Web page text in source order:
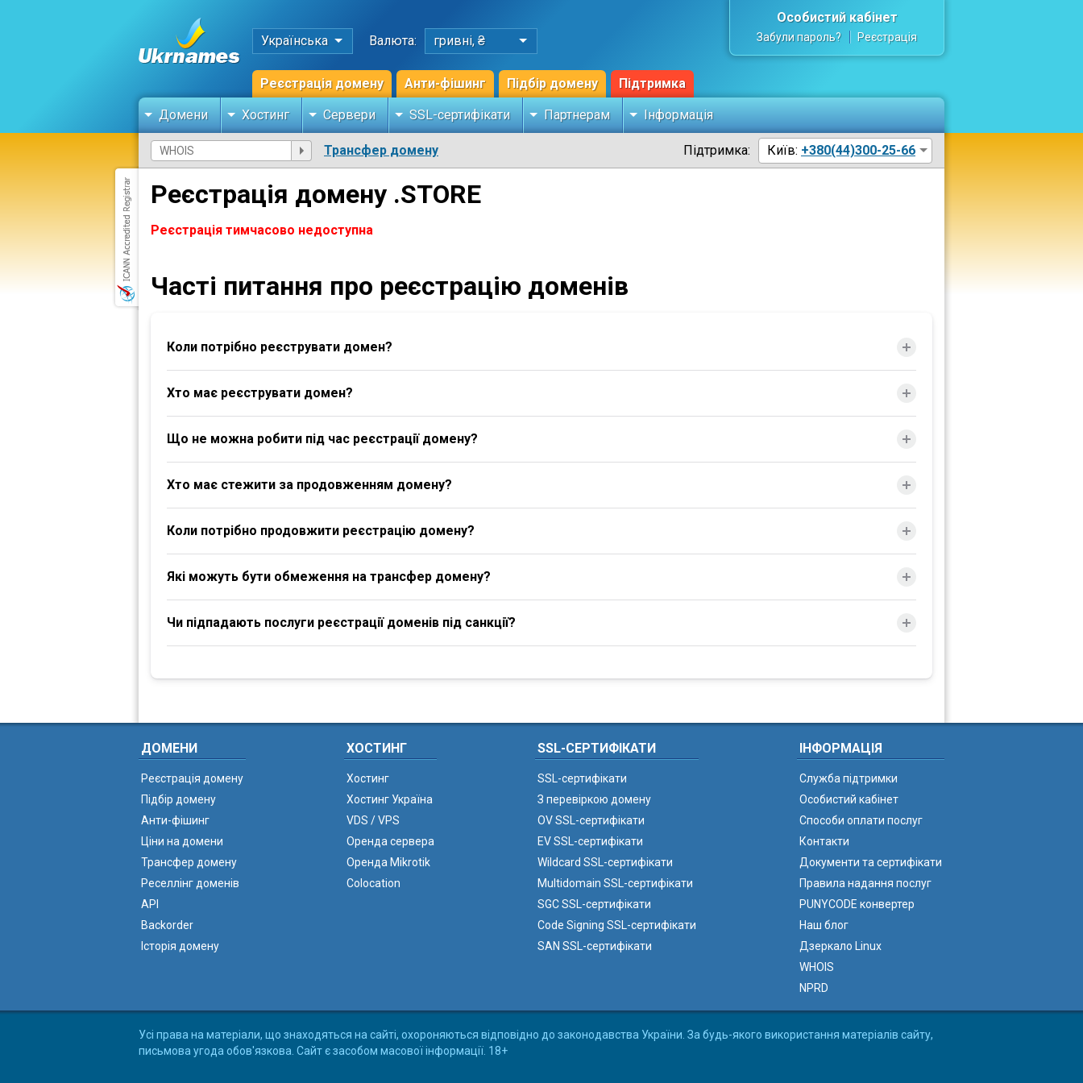
Українська Валюта: гривні, ₴
Реєстрація домену Анти-фішинг Підбір домену Підтримка
Особистий кабінет
Забули пароль? Реєстрація
Домени Хостинг Сервери SSL-сертифікати Партнерам Інформація
Трансфер домену Підтримка: Київ: +380(44)300-25-66
Реєстрація домену .STORE
Реєстрація тимчасово недоступна
Часті питання про реєстрацію доменів
Коли потрібно реєструвати домен?
Хто має реєструвати домен?
Що не можна робити під час реєстрації домену?
Хто має стежити за продовженням домену?
Коли потрібно продовжити реєстрацію домену?
Які можуть бути обмеження на трансфер домену?
Чи підпадають послуги реєстрації доменів під санкції?
ДОМЕНИ
Реєстрація домену
Підбір домену
Анти-фішинг
Ціни на домени
Трансфер домену
Реселлінг доменів
API
Backorder
Історія домену
ХОСТИНГ
Хостинг
Хостинг Україна
VDS / VPS
Оренда сервера
Оренда Mikrotik
Colocation
SSL-СЕРТИФІКАТИ
SSL-сертифікати
З перевіркою домену
OV SSL-сертифікати
EV SSL-сертифікати
Wildcard SSL-сертифікати
Multidomain SSL-сертифікати
SGC SSL-сертифікати
Code Signing SSL-сертифікати
SAN SSL-сертифікати
ІНФОРМАЦІЯ
Служба підтримки
Особистий кабінет
Способи оплати послуг
Контакти
Документи та сертифікати
Правила надання послуг
PUNYCODE конвертер
Наш блог
Дзеркало Linux
WHOIS
NPRD
Усі права на матеріали, що знаходяться на сайті, охороняються відповідно до законодавства України. За будь-якого використання матеріалів сайту,
письмова угода обов'язкова. Сайт є засобом масової інформації. 18+